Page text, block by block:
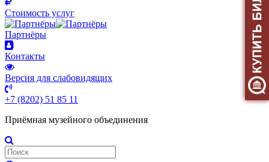
Стоимость услуг
Партнёры
Контакты
Версия для слабовидящих
+7 (8202) 51 85 11
Приёмная музейного объединения